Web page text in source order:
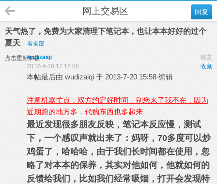
回复
网上交易区
天气热了，免费为大家清理下笔记本，也让本本好好的过个
夏天
看全部
点击重新加载 楼主
wudizaiqi
收藏
2012-4-20 17:16:58
本帖最后由 wudizaiqi 于 2013-7-20 15:58 编辑
注意机器忙点，双方约定好时间，别您来了我不在，因为
近期跑的地方多，代购东西也多起来
最近发现很多朋友反映，笔记本反应慢，测试
下，一个感叹声就出来了：妈呀，70多度可以炒
鸡蛋了 ，哈哈哈，由于我们长时间都在使用，忽
略了对本本的保养 ，其实对他如何，他就如何的
反馈给我们，比如我们经常吸烟，打开会发现特